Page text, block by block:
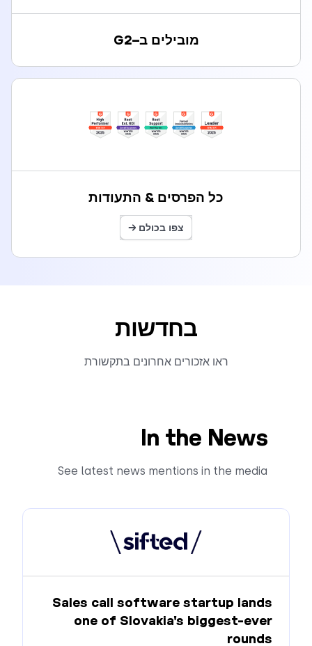
מובילים ב–
G2
כל הפרסים & התעודות
צפו בכולם →
בחדשות
ראו אזכורים אחרונים בתקשורת
In the News
See latest news mentions in the media
Sales call software startup lands
one of Slovakia's biggest-ever
rounds